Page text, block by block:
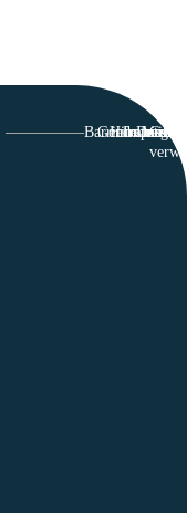
Barriefrefreiheit